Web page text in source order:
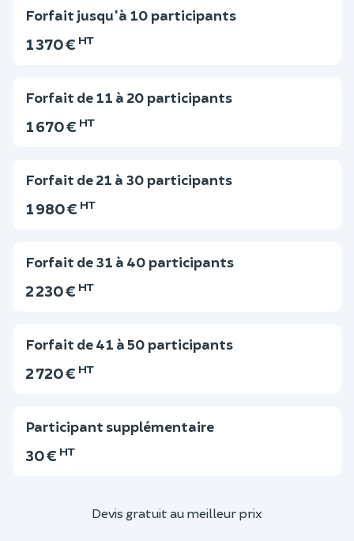
Forfait jusqu'à 10 participants
1 370 € HT
Forfait de 11 à 20 participants
1 670 € HT
Forfait de 21 à 30 participants
1 980 € HT
Forfait de 31 à 40 participants
2 230 € HT
Forfait de 41 à 50 participants
2 720 € HT
Participant supplémentaire
30 € HT
Devis gratuit au meilleur prix